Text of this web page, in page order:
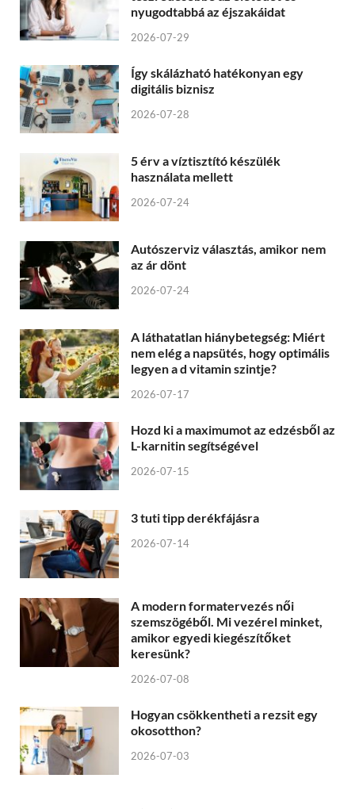
nyugodtabbá az éjszakáidat
2026-07-29
Így skálázható hatékonyan egy
digitális biznisz
2026-07-28
5 érv a víztisztító készülék
használata mellett
2026-07-24
Autószerviz választás, amikor nem
az ár dönt
2026-07-24
A láthatatlan hiánybetegség: Miért
nem elég a napsütés, hogy optimális
legyen a d vitamin szintje?
2026-07-17
Hozd ki a maximumot az edzésből az
L-karnitin segítségével
2026-07-15
3 tuti tipp derékfájásra
2026-07-14
A modern formatervezés női
szemszögéből. Mi vezérel minket,
amikor egyedi kiegészítőket
keresünk?
2026-07-08
Hogyan csökkentheti a rezsit egy
okosotthon?
2026-07-03